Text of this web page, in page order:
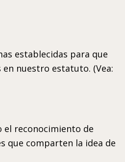
establecidas para que
nuestro estatuto. (Vea:
el reconocimiento de
que comparten la idea de